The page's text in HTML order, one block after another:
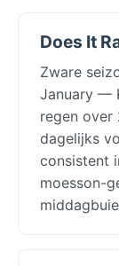
Does It
Zware
January —
regen over
dagelijks
consistent
moesson-